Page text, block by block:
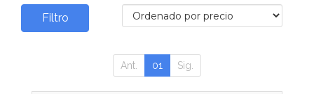
Filtro
Ant. 01 Sig.